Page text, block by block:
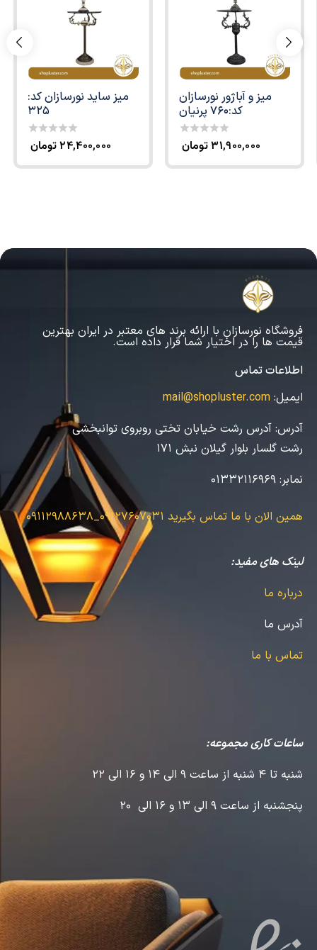
میز ساید نورسازان کد:
325
0
of
۲۴,۴۰۰,۰۰۰تومان
میز و آباژور نورسازان
کد:760 پرنیان
0
of
۳۱,۹۰۰,۰۰۰تومان
فروشگاه نورسازان با ارائه برند های معتبر در ایران بهترین
قیمت ها را در اختیار شما قرار داده است.
اطلاعات تماس
ایمیل: mail@shopluster.com
آدرس: آدرس رشت خیابان تختی روبروی توانبخشی
رشت گلسار بلوار گیلان نبش 171
نمابر:
همین الان با ما تماس بگیرید 09127607031_09112988638
لینک های مفید:
درباره ما
آدرس ما
تماس با ما
ساعات کاری مجموعه:
شنبه تا 4 شنبه از ساعت 9 الی 14 و 16 الی 22
پنجشنبه از ساعت 9 الی 13 و 16 الی 20